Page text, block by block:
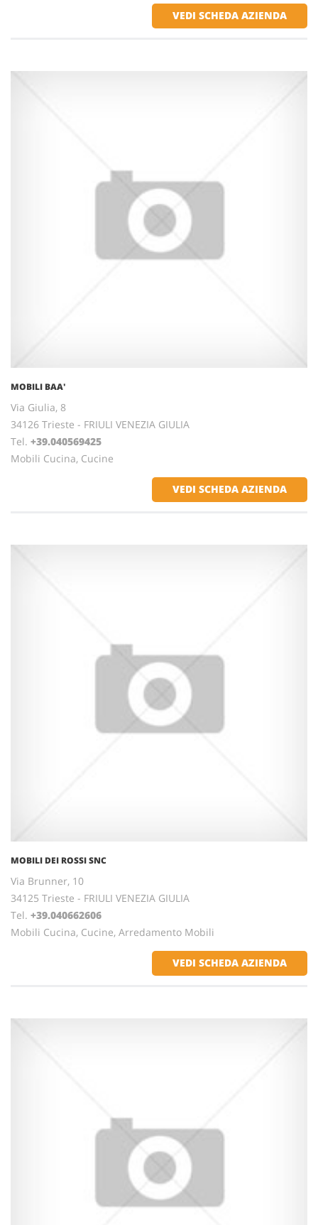
VEDI SCHEDA AZIENDA
MOBILI BAA'
Via Giulia, 8
34126 Trieste - FRIULI VENEZIA GIULIA
Tel. +39.040569425
Mobili Cucina, Cucine
VEDI SCHEDA AZIENDA
MOBILI DEI ROSSI SNC
Via Brunner, 10
34125 Trieste - FRIULI VENEZIA GIULIA
Tel. +39.040662606
Mobili Cucina, Cucine, Arredamento Mobili
VEDI SCHEDA AZIENDA